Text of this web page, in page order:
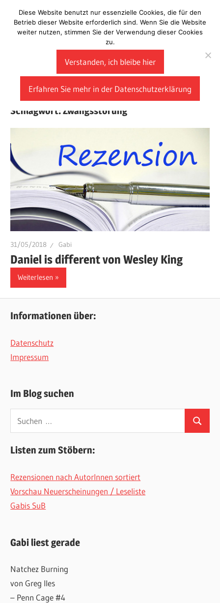
Inhalt
springen
Laberladen
Schlagwort:Zwangsstörung
31/05/2018 Gabi
Daniel is different von Wesley King
Weiterlesen
Informationen über:
Datenschutz
Impressum
Im Blog suchen
Suchen
nach:
Suchen
Listen zum Stöbern:
Rezensionen nach AutorInnen sortiert
Vorschau Neuerscheinungen / Leseliste
Gabis SuB
Gabi liest gerade
Natchez Burning
von Greg Iles
– Penn Cage #4
Diese Website benutzt nur essenzielle Cookies, die für den
Betrieb dieser Website erforderlich sind. Wenn Sie die Website
weiter nutzen, stimmen Sie der Verwendung dieser Cookies
zu.
Verstanden, ich bleibe hier
Erfahren Sie mehr in der Datenschutzerklärung